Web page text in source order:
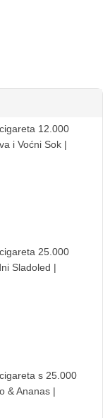
12.000
i Voćni Sok |
Mješavina
25.000
Sladoled |
Okus
s 25.000
& Ananas |
Mješavina